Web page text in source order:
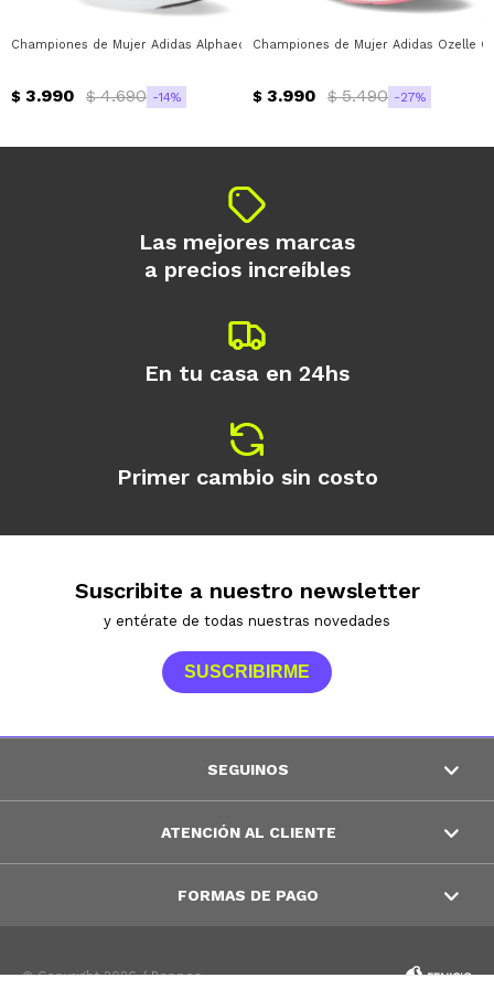
Championes de Mujer Adidas Alphaedge Adidas - Negro - Gris - Rojo
$ 3.990 $ 4.690 14
Championes de Mujer Adidas Ozelle
$ 3.990 $ 5.490 27
Las mejores marcas
a precios increíbles
En tu casa en 24hs
Primer cambio sin costo
Suscribite a nuestro newsletter
y entérate de todas nuestras novedades
SUSCRIBIRME
SEGUINOS
ATENCIÓN AL CLIENTE
FORMAS DE PAGO
© Copyright 2026 / Peppos
disponible puede variar por comercio